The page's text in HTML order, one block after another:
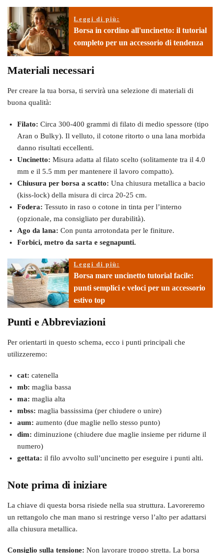
Leggi di più:
Borsa in cordino all'uncinetto: il tutorial
completo per un accessorio di tendenza
Materiali necessari
Per creare la tua borsa, ti servirà una selezione di materiali di
buona qualità:
Filato: Circa 300-400 grammi di filato di medio spessore (tipo
Aran o Bulky). Il velluto, il cotone ritorto o una lana morbida
danno risultati eccellenti.
Uncinetto: Misura adatta al filato scelto (solitamente tra il 4.0
mm e il 5.5 mm per mantenere il lavoro compatto).
Chiusura per borsa a scatto: Una chiusura metallica a bacio
(kiss-lock) della misura di circa 20-25 cm.
Fodera: Tessuto in raso o cotone in tinta per l’interno
(opzionale, ma consigliato per durabilità).
Ago da lana: Con punta arrotondata per le finiture.
Forbici, metro da sarta e segnapunti.
Leggi di più:
Borsa mare uncinetto tutorial facile:
punti semplici e veloci per un accessorio
estivo top
Punti e Abbreviazioni
Per orientarti in questo schema, ecco i punti principali che
utilizzeremo:
cat: catenella
mb: maglia bassa
ma: maglia alta
mbss: maglia bassissima (per chiudere o unire)
aum: aumento (due maglie nello stesso punto)
dim: diminuzione (chiudere due maglie insieme per ridurne il
numero)
gettata: il filo avvolto sull’uncinetto per eseguire i punti alti.
Note prima di iniziare
La chiave di questa borsa risiede nella sua struttura. Lavoreremo
un rettangolo che man mano si restringe verso l’alto per adattarsi
alla chiusura metallica.
Consiglio sulla tensione: Non lavorare troppo stretta. La borsa